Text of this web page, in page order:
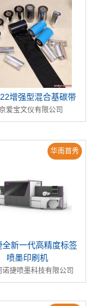
增强型混合基碳带
爱宝文仪有限公司
华南首秀
全新一代高精度标签
喷墨印刷机
诺捷喷墨科技有限公司